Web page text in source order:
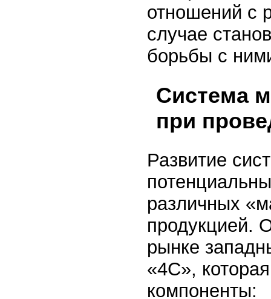
отношений с
случае
борьбы с
Система
при
Развитие
различных
продукцией.
рынке
«4С»,
компоненты: